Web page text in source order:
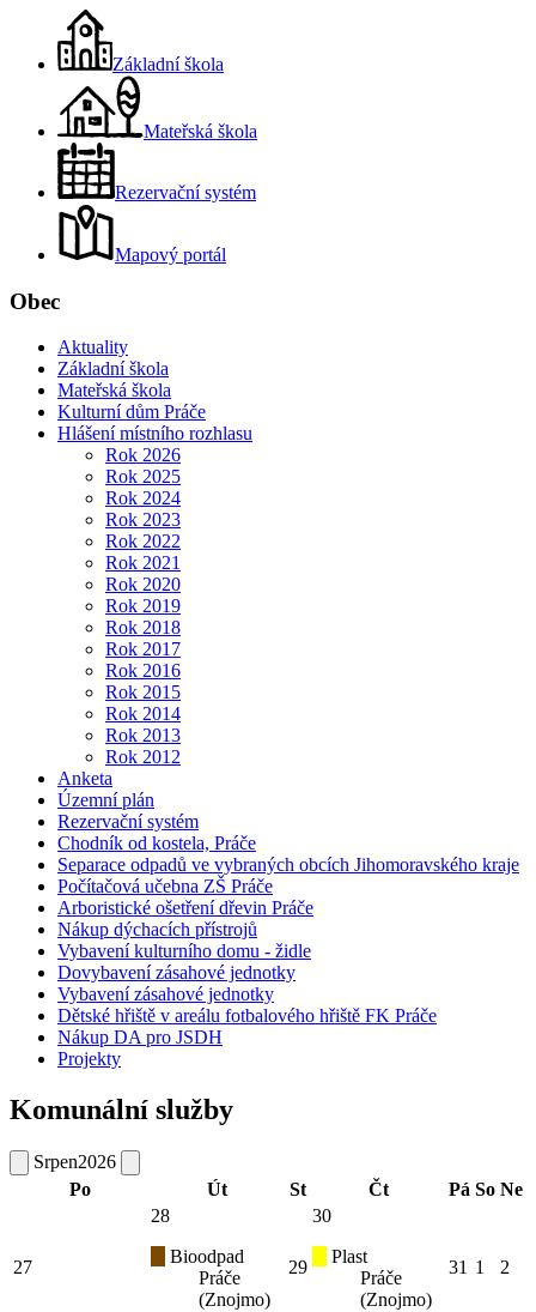
Základní škola
Mateřská škola
Rezervační systém
Mapový portál
Obec
Aktuality
Základní škola
Mateřská škola
Kulturní dům Práče
Hlášení místního rozhlasu
Rok 2026
Rok 2025
Rok 2024
Rok 2023
Rok 2022
Rok 2021
Rok 2020
Rok 2019
Rok 2018
Rok 2017
Rok 2016
Rok 2015
Rok 2014
Rok 2013
Rok 2012
Anketa
Územní plán
Rezervační systém
Chodník od kostela, Práče
Separace odpadů ve vybraných obcích Jihomoravského kraje
Počítačová učebna ZŠ Práče
Arboristické ošetření dřevin Práče
Nákup dýchacích přístrojů
Vybavení kulturního domu - židle
Dovybavení zásahové jednotky
Vybavení zásahové jednotky
Dětské hřiště v areálu fotbalového hřiště FK Práče
Nákup DA pro JSDH
Projekty
Komunální služby
Srpen2026
Po
Út St Čt Pá So Ne
27
28
Bioodpad
Práče
(Znojmo)
29
30
Plast
Práče
(Znojmo)
31 1 2